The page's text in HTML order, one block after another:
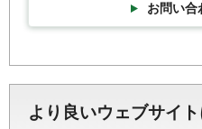
お問い合
より良いウェブサイ